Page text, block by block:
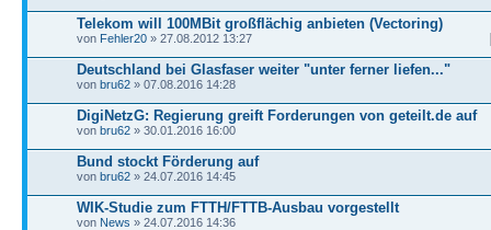
Telekom will 100MBit großflächig anbieten (Vectoring)
von Fehler20 » 27.08.2012 13:27
Deutschland bei Glasfaser weiter "unter ferner liefen..."
von bru62 » 07.08.2016 14:28
DigiNetzG: Regierung greift Forderungen von geteilt.de auf
von bru62 » 30.01.2016 16:00
Bund stockt Förderung auf
von bru62 » 24.07.2016 14:45
WIK-Studie zum FTTH/FTTB-Ausbau vorgestellt
von News » 24.07.2016 14:36